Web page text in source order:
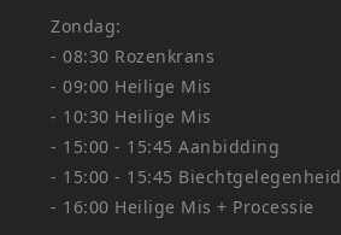
Zondag:
- 08:30 Rozenkrans
- 09:00 Heilige Mis
- 10:30 Heilige Mis
- 15:00 - 15:45 Aanbidding
- 15:00 - 15:45 Biechtgelegenheid
- 16:00 Heilige Mis + Processie